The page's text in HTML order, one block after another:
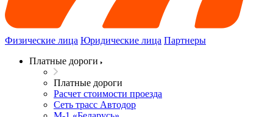
Физические лица Юридические лица Партнеры
Платные дороги
Платные дороги
Расчет стоимости проезда
Сеть трасс Автодор